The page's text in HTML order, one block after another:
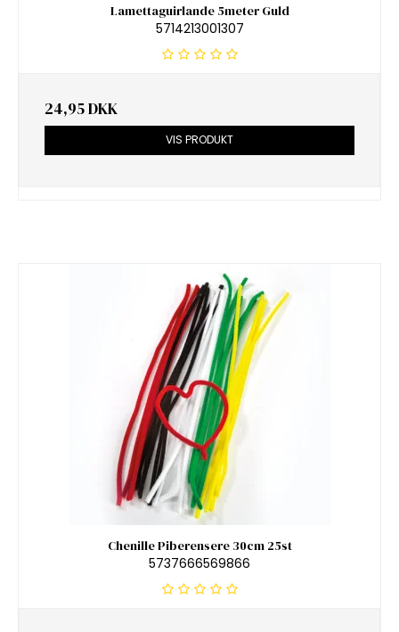
Lamettaguirlande 5meter Guld
5714213001307
24,95 DKK
VIS PRODUKT
Chenille Piberensere 30cm 25st
5737666569866